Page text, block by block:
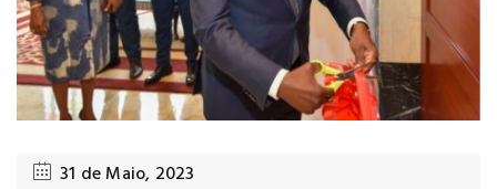
31 de Maio, 2023